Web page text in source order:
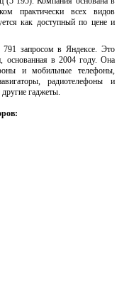
практически всех видов
как доступный по цене и
запросом в Яндексе. Это
основанная в 2004 году. Она
и мобильные телефоны,
радиотелефоны и
гаджеты.